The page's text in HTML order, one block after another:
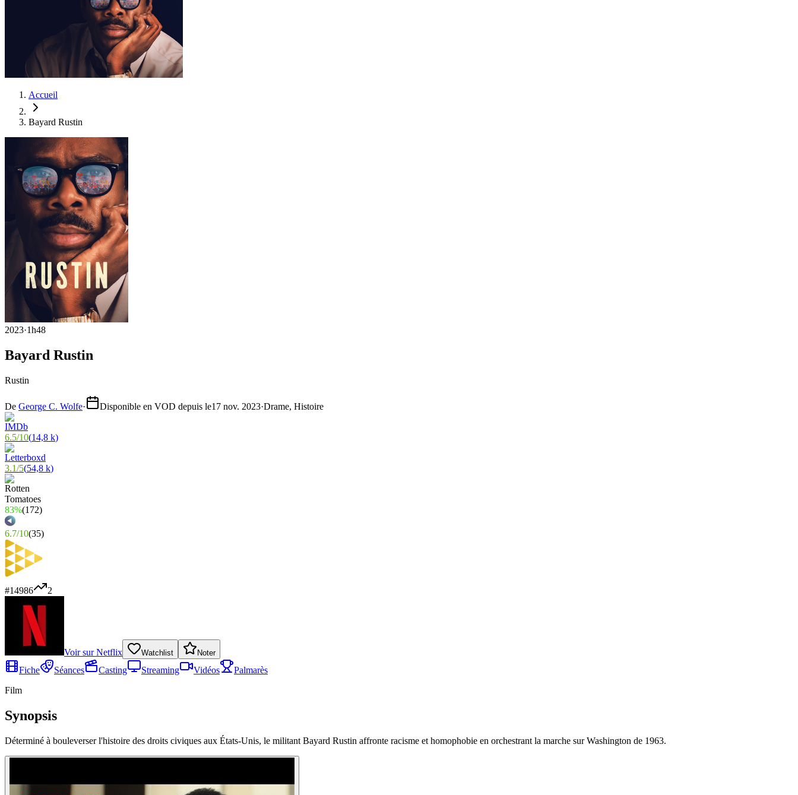
Accueil
Bayard Rustin
2023·1h48
Bayard Rustin
Rustin
De George C. Wolfe· Disponible en VOD depuis le17 nov. 2023·Drame, Histoire
6.5/10(14,8 k)
3.1/5(54,8 k)
83%(172)
6.7/10(35)
#14986 2
Voir surNetflix Watchlist Noter
Fiche Séances Casting Streaming Vidéos
Palmarès
Film
Synopsis
Déterminé à bouleverser l'histoire des droits civiques aux États-Unis, le militant Bayard Rustin affronte racisme et homophobie en orchestrant la marche sur Washington de 1963.